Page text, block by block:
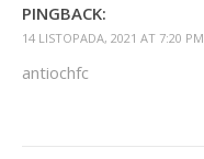
PINGBACK:
14 LISTOPADA, 2021 AT 7:20 PM
antiochfc